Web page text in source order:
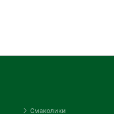
Смаколики